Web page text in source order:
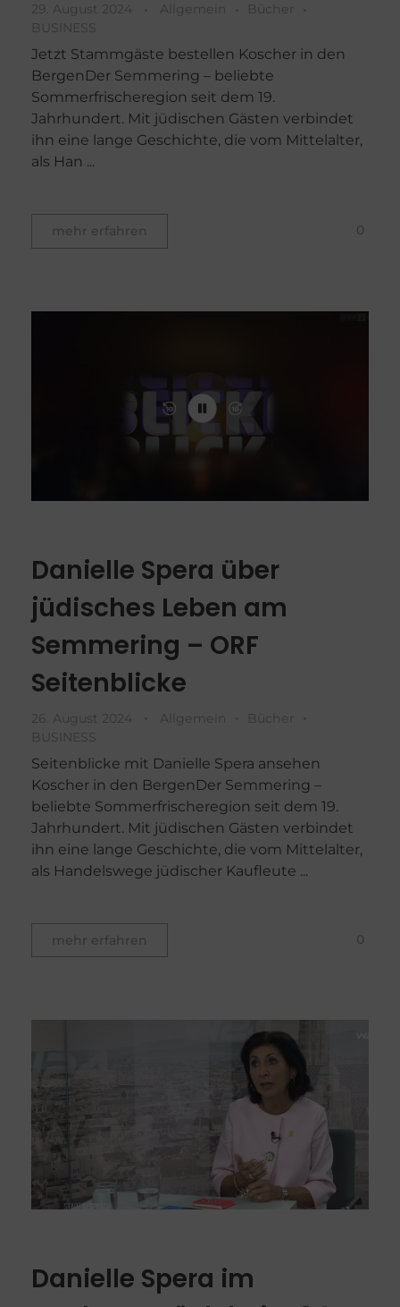
29. August 2024 Allgemein
Bücher
BUSINESS
Jetzt Stammgäste bestellen Koscher in den
BergenDer Semmering – beliebte
Sommerfrischeregion seit dem 19.
Jahrhundert. Mit jüdischen Gästen verbindet
ihn eine lange Geschichte, die vom Mittelalter,
als Han ...
mehr erfahren 0
Danielle Spera über
jüdisches Leben am
Semmering – ORF
Seitenblicke
26. August 2024 Allgemein
Bücher
BUSINESS
Seitenblicke mit Danielle Spera ansehen
Koscher in den BergenDer Semmering –
beliebte Sommerfrischeregion seit dem 19.
Jahrhundert. Mit jüdischen Gästen verbindet
ihn eine lange Geschichte, die vom Mittelalter,
als Handelswege jüdischer Kaufleute ...
mehr erfahren 0
Danielle Spera im